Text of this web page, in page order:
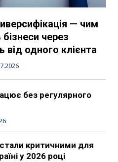
— чим
через
від одного клієнта
без регулярного
критичними для
у 2026 році